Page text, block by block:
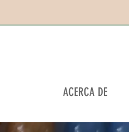
ACERCA DE